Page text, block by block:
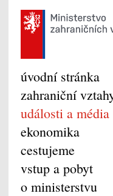
úvodní stránka
zahraniční
události a média
ekonomika
cestujeme
vstup a pobyt
o ministerstvu